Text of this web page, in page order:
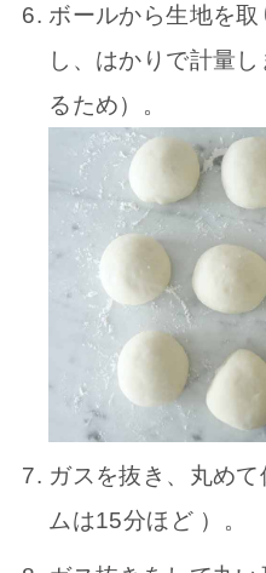
ボールから生地を
し、はかりで計量
るため）。
ガスを抜き、丸め
ムは15分ほど ）。